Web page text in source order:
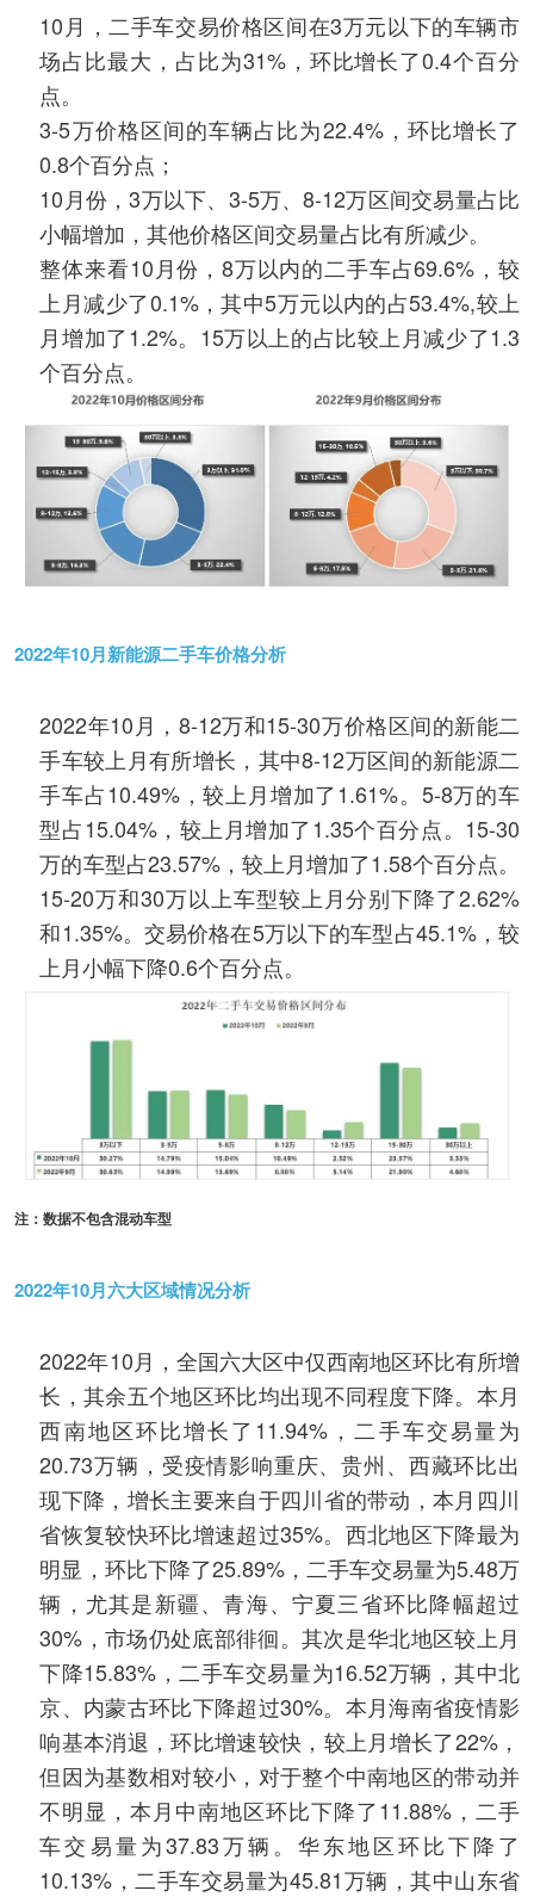
10月，二手车交易价格区间在3万元以下的车辆市
场占比最大，占比为31%，环比增长了0.4个百分
点。
3-5万价格区间的车辆占比为22.4%，环比增长了
0.8个百分点；
10月份，3万以下、3-5万、8-12万区间交易量占比
小幅增加，其他价格区间交易量占比有所减少。
整体来看10月份，8万以内的二手车占69.6%，较
上月减少了0.1%，其中5万元以内的占53.4%,较上
月增加了1.2%。15万以上的占比较上月减少了1.3
个百分点。
2022年10月新能源二手车价格分析
2022年10月，8-12万和15-30万价格区间的新能二
手车较上月有所增长，其中8-12万区间的新能源二
手车占10.49%，较上月增加了1.61%。5-8万的车
型占15.04%，较上月增加了1.35个百分点。15-30
万的车型占23.57%，较上月增加了1.58个百分点。
15-20万和30万以上车型较上月分别下降了2.62%
和1.35%。交易价格在5万以下的车型占45.1%，较
上月小幅下降0.6个百分点。
注：数据不包含混动车型
2022年10月六大区域情况分析
2022年10月，全国六大区中仅西南地区环比有所增
长，其余五个地区环比均出现不同程度下降。本月
西南地区环比增长了11.94%，二手车交易量为
20.73万辆，受疫情影响重庆、贵州、西藏环比出
现下降，增长主要来自于四川省的带动，本月四川
省恢复较快环比增速超过35%。西北地区下降最为
明显，环比下降了25.89%，二手车交易量为5.48万
辆，尤其是新疆、青海、宁夏三省环比降幅超过
30%，市场仍处底部徘徊。其次是华北地区较上月
下降15.83%，二手车交易量为16.52万辆，其中北
京、内蒙古环比下降超过30%。本月海南省疫情影
响基本消退，环比增速较快，较上月增长了22%，
但因为基数相对较小，对于整个中南地区的带动并
不明显，本月中南地区环比下降了11.88%，二手
车交易量为37.83万辆。华东地区环比下降了
10.13%，二手车交易量为45.81万辆，其中山东省